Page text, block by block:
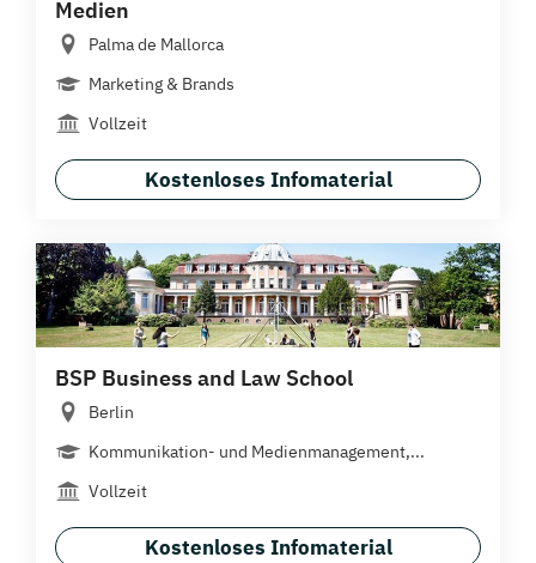
Medien
Palma de Mallorca
Marketing & Brands
Vollzeit
Kostenloses Infomaterial
BSP Business and Law School
Berlin
Kommunikation- und Medienmanagement,...
Vollzeit
Kostenloses Infomaterial